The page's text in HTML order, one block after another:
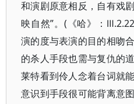
和演剧原意相反，自有戏
映自然”。(《哈》：
演的度与表演的目的相吻
的杀人手段也需与复仇的
莱特看到伶人念着台词就
意识到手段很可能背离意